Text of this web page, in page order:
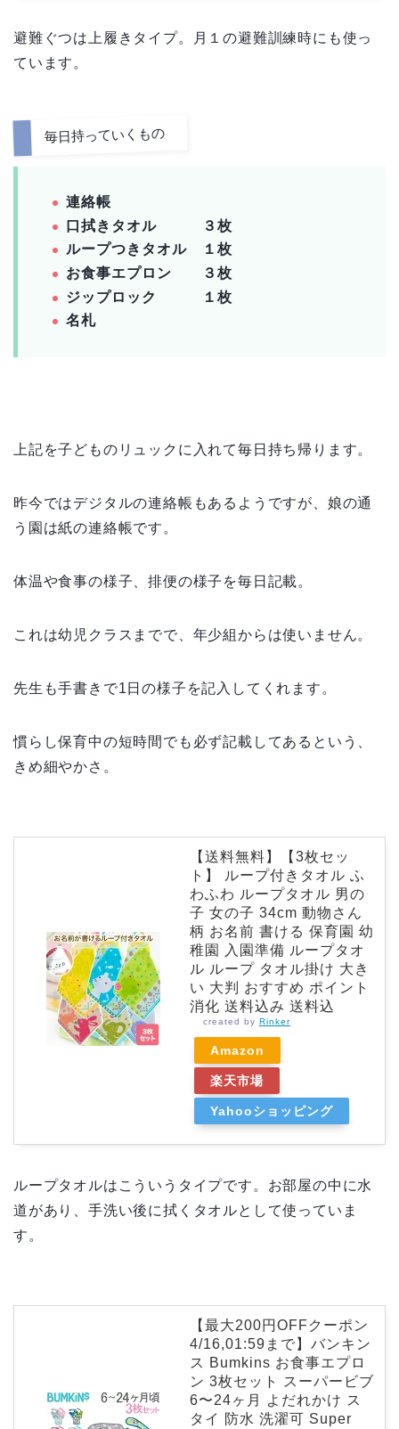
避難ぐつは上履きタイプ。月１の避難訓練時にも使っ
ています。
毎日持っていくもの
連絡帳
口拭きタオル ３枚
ループつきタオル １枚
お食事エプロン ３枚
ジップロック １枚
名札
上記を子どものリュックに入れて毎日持ち帰ります。
昨今ではデジタルの連絡帳もあるようですが、娘の通
う園は紙の連絡帳です。
体温や食事の様子、排便の様子を毎日記載。
これは幼児クラスまでで、年少組からは使いません。
先生も手書きで1日の様子を記入してくれます。
慣らし保育中の短時間でも必ず記載してあるという、
きめ細やかさ。
【送料無料】【3枚セッ
ト】 ループ付きタオル ふ
わふわ ループタオル 男の
子 女の子 34cm 動物さん
柄 お名前 書ける 保育園 幼
稚園 入園準備 ループタオ
ル ループ タオル掛け 大き
い 大判 おすすめ ポイント
消化 送料込み 送料込
created by Rinker
Amazon
楽天市場
Yahooショッピング
ループタオルはこういうタイプです。お部屋の中に水
道があり、手洗い後に拭くタオルとして使っていま
す。
【最大200円OFFクーポン
4/16,01:59まで】バンキン
ス Bumkins お食事エプロ
ン 3枚セット スーパービブ
6〜24ヶ月 よだれかけ ス
タイ 防水 洗濯可 Super